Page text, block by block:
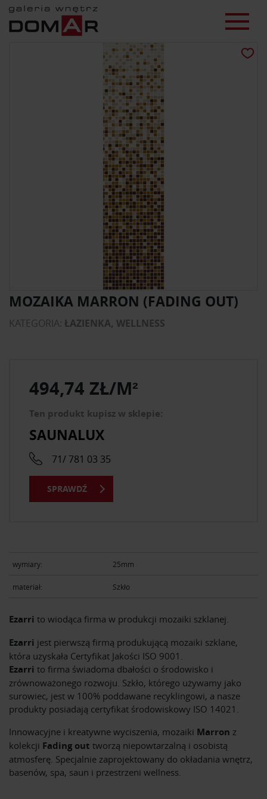
MOZAIKA MARRON (FADING OUT)
KATEGORIA: ŁAZIENKA, WELLNESS
wymiary: 25mm
materiał: Szkło
Ezarri to wiodąca firma w produkcji mozaiki szklanej.
Ezarri jest pierwszą firmą produkującą mozaiki szklane,
która uzyskała Certyfikat Jakości ISO 9001.
Ezarri to firma świadoma dbałości o środowisko i
zrównoważonego rozwoju. Szkło, którego używamy jako
surowiec, jest w 100% poddawane recyklingowi, a nasze
produkty posiadają certyfikat środowiskowy ISO 14021.
Innowacyjne i kreatywne wyciszenia, mozaiki Marron z
kolekcji Fading out tworzą niepowtarzalną i osobistą
atmosferę. Specjalnie zaprojektowany do okładania wnętrz,
basenów, spa, saun i przestrzeni wellness.
494,74 ZŁ/M²
Ten produkt kupisz w sklepie:
SAUNALUX
71/ 781 03 35
SPRAWDŹ